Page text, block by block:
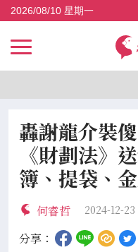
2026/08/10 星期一
轟謝龍介裝
《財劃法》
簿、提袋、金
何睿哲 2024-12-23
分享：